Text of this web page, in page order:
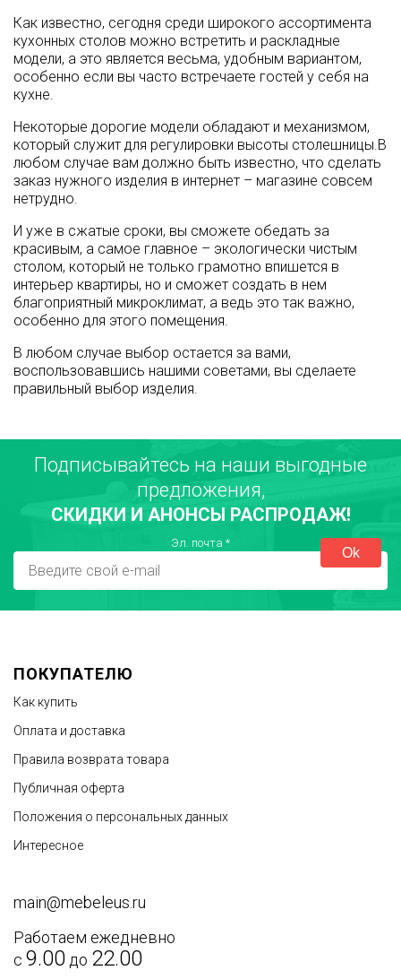
Как известно, сегодня среди широкого ассортимента
кухонных столов можно встретить и раскладные
модели, а это является весьма, удобным вариантом,
особенно если вы часто встречаете гостей у себя на
кухне.
Некоторые дорогие модели обладают и механизмом,
который служит для регулировки высоты столешницы.В
любом случае вам должно быть известно, что сделать
заказ нужного изделия в интернет – магазине совсем
нетрудно.
И уже в сжатые сроки, вы сможете обедать за
красивым, а самое главное – экологически чистым
столом, который не только грамотно впишется в
интерьер квартиры, но и сможет создать в нем
благоприятный микроклимат, а ведь это так важно,
особенно для этого помещения.
В любом случае выбор остается за вами,
воспользовавшись нашими советами, вы сделаете
правильный выбор изделия.
Подписывайтесь на наши выгодные
предложения,
СКИДКИ И АНОНСЫ РАСПРОДАЖ!
Эл. почта *
ПОКУПАТЕЛЮ
Как купить
Оплата и доставка
Правила возврата товара
Публичная оферта
Положения о персональных данных
Интересное
main@mebeleus.ru
Работаем ежедневно
с 9.00 до 22.00